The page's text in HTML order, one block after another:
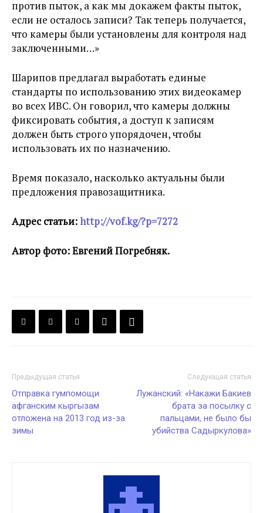
против пыток, а как мы докажем факты пыток,
если не осталось записи? Так теперь получается,
что камеры были установлены для контроля над
заключенными…»
Шарипов предлагал выработать единые
стандарты по использованию этих видеокамер
во всех ИВС. Он говорил, что камеры должны
фиксировать события, а доступ к записям
должен быть строго упорядочен, чтобы
использовать их по назначению.
Время показало, насколько актуальны были
предложения правозащитника.
Адрес статьи:http://vof.kg/?p=7272
Автор фото: Евгений Погребняк.
Предыдущая статья
Отправка гумпомощи
афганским кыргызам
отложена на 2013 год из-за
зимы
Следующая статья
Лужанский: «Накажи Бакиев
брата за посылку с
пальцами, не было бы
убийства Садыркулова»